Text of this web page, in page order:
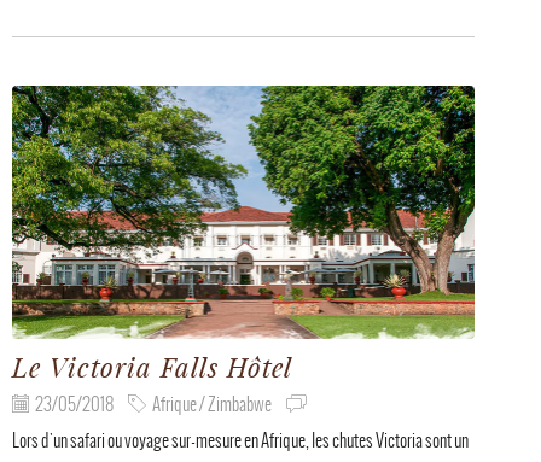
Le Victoria Falls Hôtel
23/05/2018
Afrique / Zimbabwe
Lors d'un safari ou voyage sur-mesure en Afrique, les chutes Victoria sont un